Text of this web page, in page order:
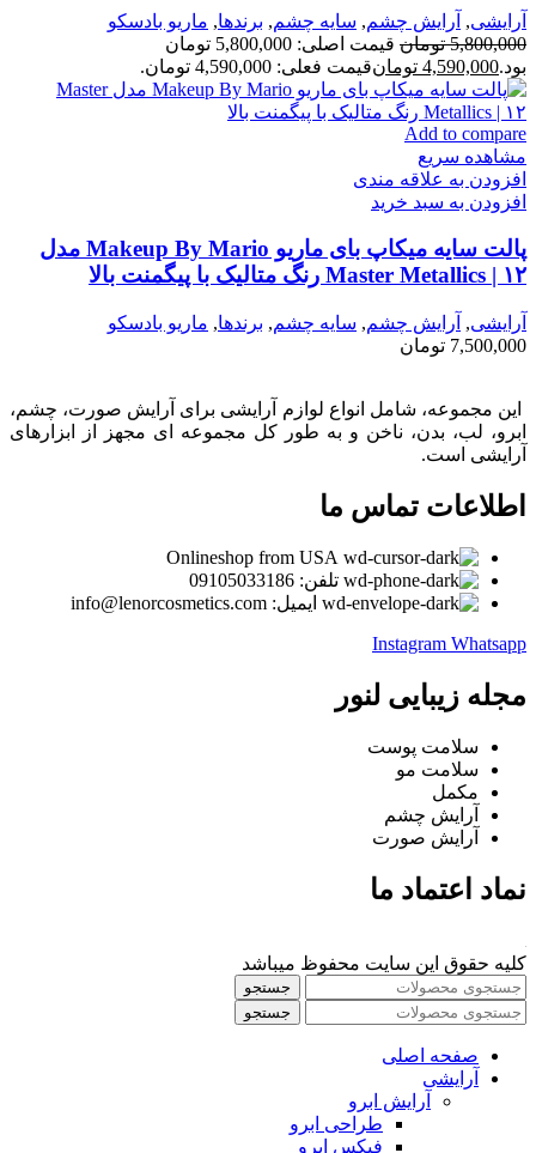
آرایشی, آرايش چشم, سايه چشم, برندها, ماريو بادسكو
5,800,000 تومان
قیمت اصلی: 5,800,000 تومان
بود.4,590,000 تومانقیمت فعلی: 4,590,000 تومان.
Add to compare
مشاهده سریع
افزودن به علاقه مندی
افزودن به سبد خرید
پالت سایه میکاپ بای ماریو Makeup By Mario مدل
Master Metallics | ۱۲ رنگ متالیک با پیگمنت بالا
آرایشی, آرايش چشم, سايه چشم, برندها, ماريو بادسكو
7,500,000 تومان
این مجموعه، شامل انواع لوازم آرایشی برای آرایش صورت، چشم،
ابرو، لب، بدن، ناخن و به طور کل مجموعه ای مجهز از ابزارهای
آرایشی است.
اطلاعات تماس ما
Onlineshop from USA
تلفن: 09105033186
ایمیل: info@lenorcosmetics.com
Instagram Whatsapp
مجله زیبایی لنور
سلامت پوست
سلامت مو
مکمل
آرایش چشم
آرایش صورت
نماد اعتماد ما
کلیه حقوق این سایت محفوظ میباشد
جستجو
جستجو
صفحه اصلی
آرایشی
آرايش ابرو
طراحی ابرو
فیکس ابرو